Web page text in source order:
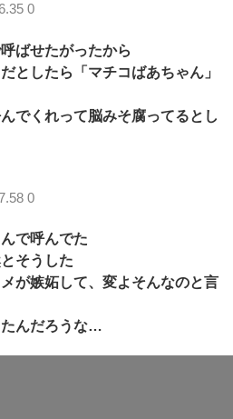
0
ばせたがったから
としたら「マチコばあちゃん」
でくれって脳みそ腐ってるとし
0
で呼んでた
そうした
が嫉妬して、変よそんなのと言
たんだろうな…